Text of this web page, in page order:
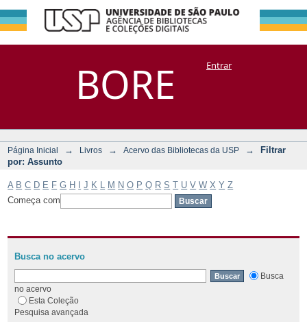
BORE
Filtrar por:
Assunto
DSpace/Manakin + CoriscoEntrar
Página Inicial → Livros → Acervo das Bibliotecas da USP →
Filtrar
por: Assunto
A B C D E F G H J K M N O P Q R S T U V W X Y Z
Começa com
Busca no acervo
Busca
no acervo
Esta Coleção
Pesquisa avançada